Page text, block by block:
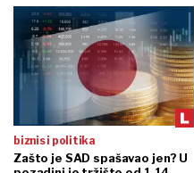
biznis i politika
Zašto je SAD spašavao jen? U